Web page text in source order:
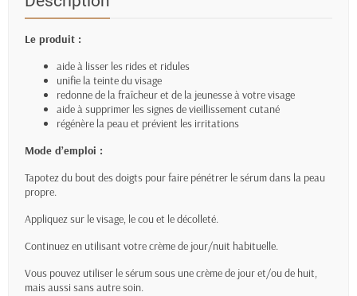
Le produit :
aide à lisser les rides et ridules
unifie la teinte du visage
redonne de la fraîcheur et de la jeunesse à votre visage
aide à supprimer les signes de vieillissement cutané
régénère la peau et prévient les irritations
Mode d’emploi :
Tapotez du bout des doigts pour faire pénétrer le sérum dans la peau
propre.
Appliquez sur le visage, le cou et le décolleté.
Continuez en utilisant votre crème de jour/nuit habituelle.
Vous pouvez utiliser le sérum sous une crème de jour et/ou de huit,
mais aussi sans autre soin.